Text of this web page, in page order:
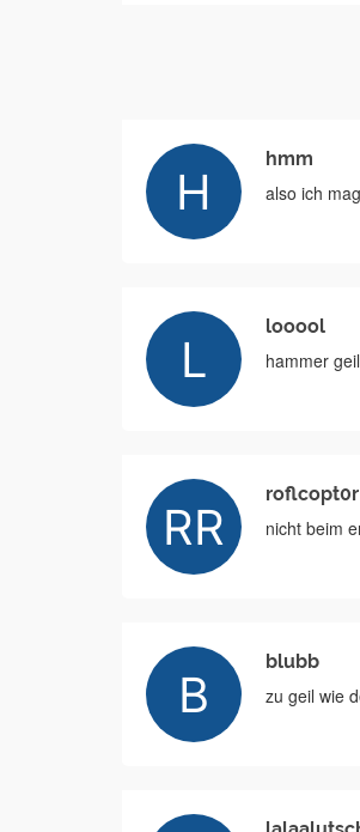
hmm
also ich
looool
hammer
roflcopt0r
nicht beim
blubb
zu geil wie